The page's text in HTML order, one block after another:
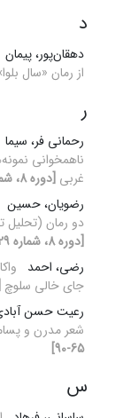
د
دهقان‌پور، پیمان
از رمان «سال
ر
رحمانی فر، سیما
ناهمخوانی
غربی [دوره 8، شماره 32، 1394، صفحه 171-193]
رضویان، حسین
دو رمان (تحلیل
[دوره 8، شماره 29، 1394، صفحه 143-165]
رضی، احمد
جای خالی سلوچ
رعیت حسن
شعر مدرن و
65-90]
س